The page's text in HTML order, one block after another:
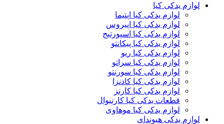
لوازم یدکی کیا
لوازم یدکی کیا اپتیما
لوازم یدکی کیا اپیروس
لوازم یدکی کیا اسپورتیج
لوازم یدکی کیا پیکانتو
لوازم یدکی کیا ریو
لوازم یدکی کیا سراتو
لوازم یدکی کیا سورنتو
لوازم یدکی کیا کادنزا
لوازم یدکی کیا کارنز
قطعات یدکی کیا کارنیوال
لوازم یدکی کیا موهاوی
لوازم یدکی هیوندای